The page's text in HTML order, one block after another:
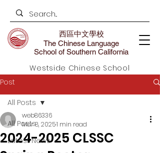
西區中文學校
The Chinese Language
School of Southern California
Westside Chinese School
Post
All Posts
Latest News
All Posts
2024-2025 CLSSC
web86336
Mar 8, 20251 min read